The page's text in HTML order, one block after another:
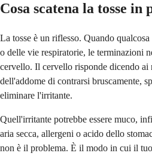
Cosa scatena la tosse in
La tosse è un riflesso. Quando
o delle vie respiratorie, le terminazioni
cervello. Il cervello risponde dicendo ai
dell'addome di contrarsi bruscamente,
eliminare l'irritante.
Quell'irritante potrebbe essere muco,
aria secca, allergeni o acido dello
non è il problema. È il modo in cui il